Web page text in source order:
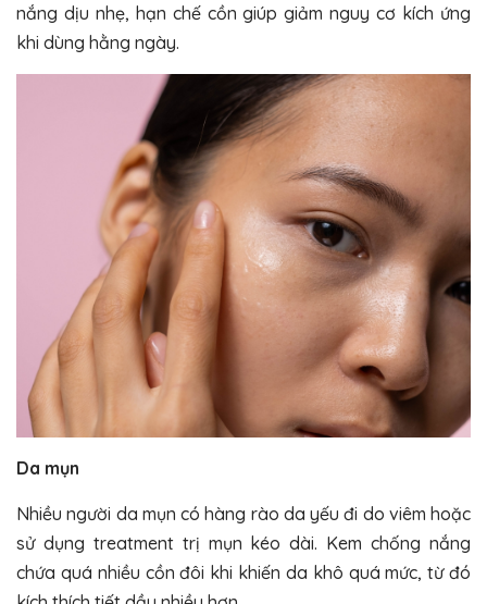
nắng dịu nhẹ, hạn chế cồn giúp giảm nguy cơ kích ứng
khi dùng hằng ngày.
Da mụn
Nhiều người da mụn có hàng rào da yếu đi do viêm hoặc
sử dụng treatment trị mụn kéo dài. Kem chống nắng
chứa quá nhiều cồn đôi khi khiến da khô quá mức, từ đó